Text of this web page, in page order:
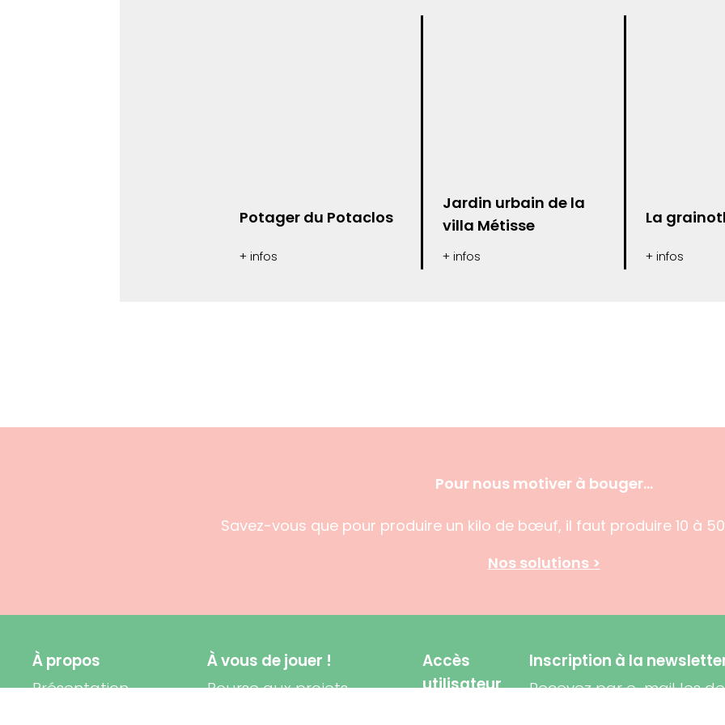
Potager du Potaclos
+ infos
Jardin urbain de la
villa Métisse
+ infos
La
+ infos
Pour nous motiver à bouger…
Savez-vous que pour produire un kilo de bœuf, il faut produire 10 à
Nos solutions >
À propos
Présentation
À vous de jouer !
Bourse aux projets
Accès
utilisateur
Inscription à la
Recevez par e-mail les